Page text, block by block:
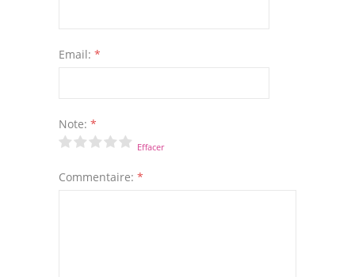
Email: *
Note: *
Effacer
Commentaire: *